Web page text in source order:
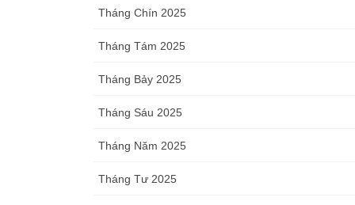
Tháng Chín 2025
Tháng Tám 2025
Tháng Bảy 2025
Tháng Sáu 2025
Tháng Năm 2025
Tháng Tư 2025